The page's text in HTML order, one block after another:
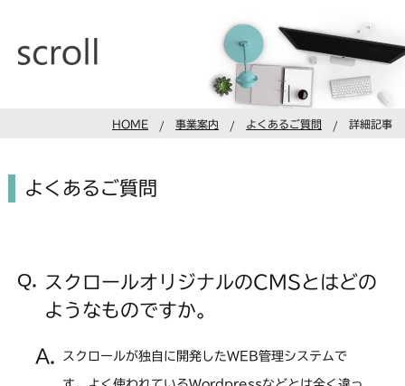
HOME 事業案内 よくあるご質問 詳細記事
よくあるご質問
スクロールオリジナルのCMSとはどの
ようなものですか。
スクロールが独自に開発したWEB管理システムで